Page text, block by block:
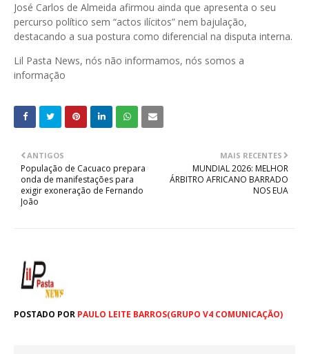
José Carlos de Almeida afirmou ainda que apresenta o seu
percurso político sem “actos ilícitos” nem bajulação,
destacando a sua postura como diferencial na disputa interna.
Lil Pasta News, nós não informamos, nós somos a
informação
MAIS RECENTES
MUNDIAL 2026: MELHOR
ÁRBITRO AFRICANO BARRADO
NOS EUA
ANTIGOS
População de Cacuaco prepara
onda de manifestações para
exigir exoneração de Fernando
João
POSTADO POR PAULO LEITE BARROS(GRUPO V4 COMUNICAÇÃO)